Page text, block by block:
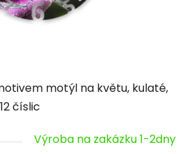
motýl na květu, kulaté,
číslic
Výroba na zakázku 1-2dny